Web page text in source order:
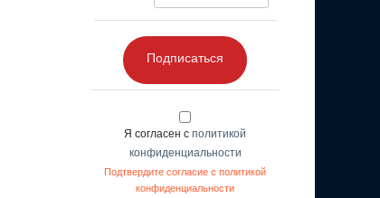
Подписаться
Я согласен с политикой
конфиденциальности
Подтвердите согласие с политикой
конфиденциальности